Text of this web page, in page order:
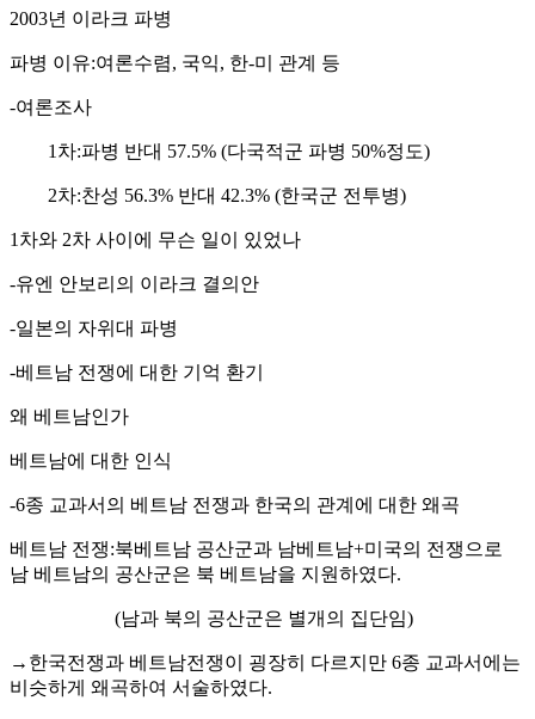
2003년 이라크 파병
파병 이유:여론수렴, 국익, 한-미 관계 등
-여론조사
1차:파병 반대 57.5% (다국적군 파병 50%정도)
2차:찬성 56.3% 반대 42.3% (한국군 전투병)
1차와 2차 사이에 무슨 일이 있었나
-유엔 안보리의 이라크 결의안
-일본의 자위대 파병
-베트남 전쟁에 대한 기억 환기
왜 베트남인가
베트남에 대한 인식
-6종 교과서의 베트남 전쟁과 한국의 관계에 대한 왜곡
베트남 전쟁:북베트남 공산군과 남베트남+미국의 전쟁으로
남 베트남의 공산군은 북 베트남을 지원하였다.
(남과 북의 공산군은 별개의 집단임)
→한국전쟁과 베트남전쟁이 굉장히 다르지만 6종 교과서에는
비슷하게 왜곡하여 서술하였다.